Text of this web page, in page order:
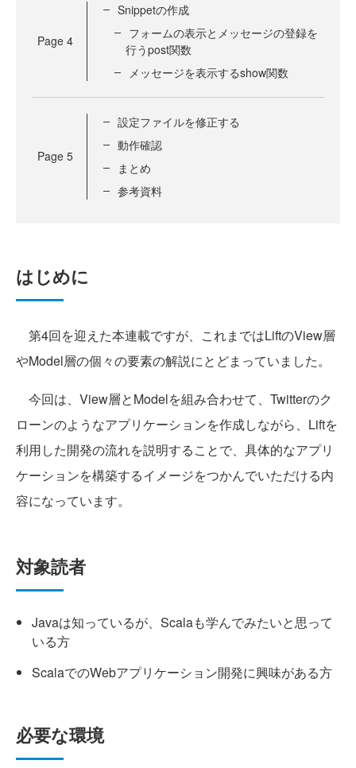
Page 4
Snippetの作成
フォームの表示とメッセージの登録を
行うpost関数
メッセージを表示するshow関数
Page 5
設定ファイルを修正する
動作確認
まとめ
参考資料
はじめに
第4回を迎えた本連載ですが、これまではLiftのView層
やModel層の個々の要素の解説にとどまっていました。
今回は、View層とModelを組み合わせて、Twitterのク
ローンのようなアプリケーションを作成しながら、Liftを
利用した開発の流れを説明することで、具体的なアプリ
ケーションを構築するイメージをつかんでいただける内
容になっています。
対象読者
Javaは知っているが、Scalaも学んでみたいと思って
いる方
ScalaでのWebアプリケーション開発に興味がある方
必要な環境